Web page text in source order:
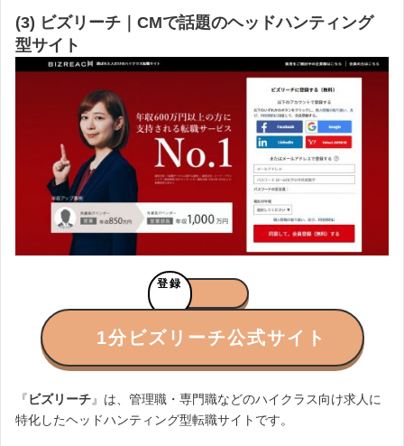
(3) ビズリーチ｜CMで話題のヘッドハンティング
型サイト
登録
1分 ビズリーチ公式サイト
『ビズリーチ』は、管理職・専門職などのハイクラス向け求人に
特化したヘッドハンティング型転職サイトです。